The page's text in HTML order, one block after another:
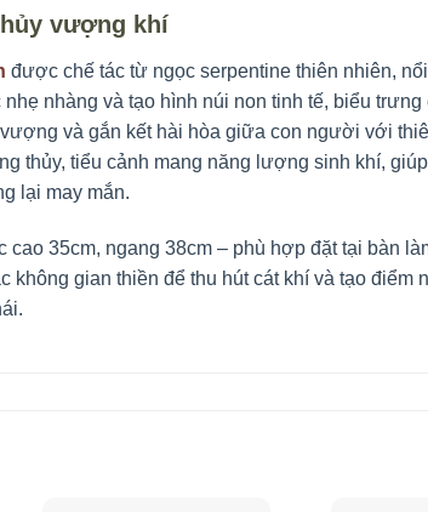
vượng khí
được chế tác từ ngọc serpentine thiên nhiên,
nhẹ nhàng và tạo hình núi non tinh tế, biểu trưng
và gắn kết hài hòa giữa con người với
thủy, tiểu cảnh mang năng lượng sinh khí,
lại may mắn.
cao 35cm, ngang 38cm – phù hợp đặt tại bàn
không gian thiền để thu hút cát khí và tạo điểm